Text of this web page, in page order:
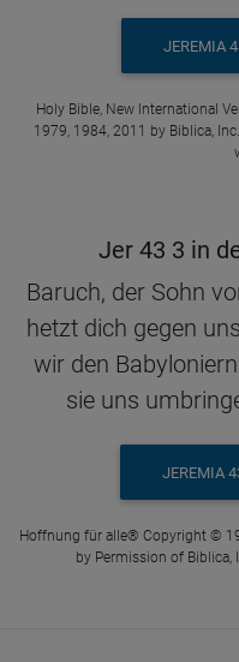
JEREMIA
Holy Bible, New International
1979, 1984, 2011 by Biblica,
Jer 43 3 in
Baruch, der Sohn
hetzt dich gegen
wir den
sie uns
JEREMIA
Hoffnung für alle® Copyright ©
by Permission of